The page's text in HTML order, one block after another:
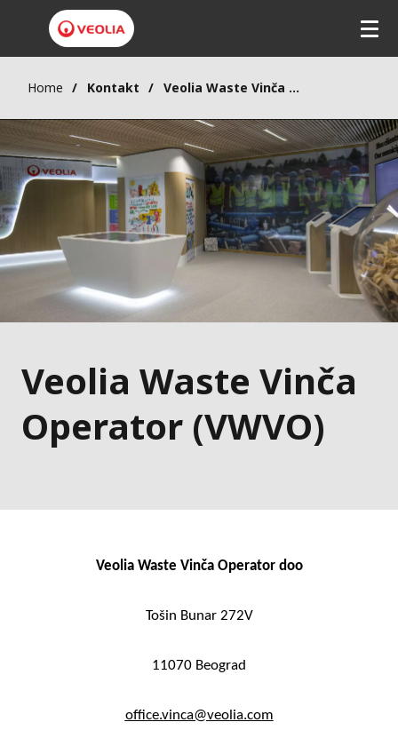
Home Kontakt Veolia Waste Vinča Operator (VWVO)
Veolia Waste Vinča
Operator (VWVO)
Veolia Waste Vinča Operator doo
Tošin Bunar 272V
11070 Beograd
office.vinca@veolia.com